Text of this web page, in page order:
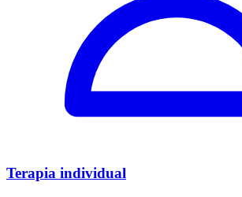
Terapia individual